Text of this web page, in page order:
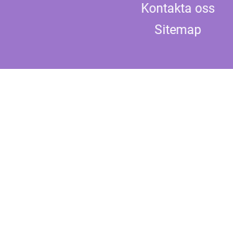
Kontakta oss
Sitemap